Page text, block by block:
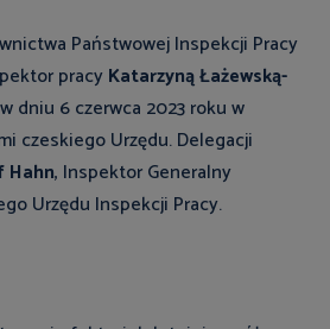
Państwowej Inspekcji Pracy
pracyKatarzyną Łażewską-
dniu 6 czerwca 2023 roku w
czeskiego Urzędu. Delegacji
Hahn, Inspektor Generalny
Urzędu Inspekcji Pracy.